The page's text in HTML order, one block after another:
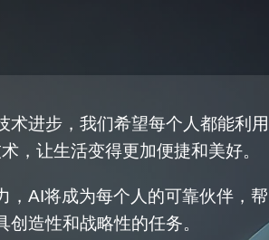
术进步，我们希望每个人都能利用
，让生活变得更加便捷和美好。
，AI将成为每个人的可靠伙伴，帮
造性和战略性的任务。